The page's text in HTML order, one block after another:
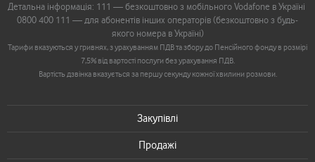
Детальна інформація: 111 — безкоштовно з мобільного Vodafone в Україні
0800 400 111 — для абонентів інших операторів (безкоштовно з будь-
якого номера в Україні)
Тарифи вказуються у гривнях, з урахуванням ПДВ та збору до Пенсійного фонду в розмірі
7,5% від вартості послуги без урахування ПДВ.
Вартість дзвінка вказується за першу секунду кожної хвилини розмови.
Закупівлі
Продажі